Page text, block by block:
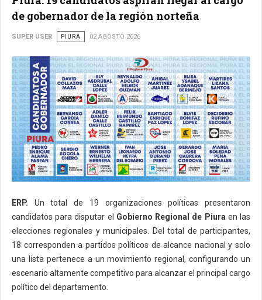
de gobernador de la región norteña
SUPER USER PIURA 02 AGOSTO 2026
ERP. Un total de 19 organizaciones políticas presentaron
candidatos para disputar el Gobierno Regional de Piura en las
elecciones regionales y municipales. Del total de participantes,
18 corresponden a partidos políticos de alcance nacional y solo
una lista pertenece a un movimiento regional, configurando un
escenario altamente competitivo para alcanzar el principal cargo
político del departamento.